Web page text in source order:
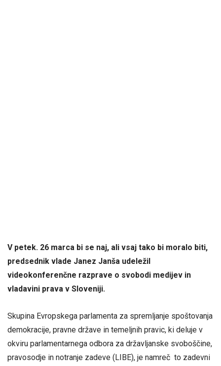
V petek. 26 marca bi se naj, ali vsaj tako bi moralo biti,
predsednik vlade Janez Janša udeležil
videokonferenčne razprave o svobodi medijev in
vladavini prava v Sloveniji.
Skupina Evropskega parlamenta za spremljanje spoštovanja
demokracije, pravne države in temeljnih pravic, ki deluje v
okviru parlamentarnega odbora za državljanske svoboščine,
pravosodje in notranje zadeve (LIBE), je namreč to zadevni